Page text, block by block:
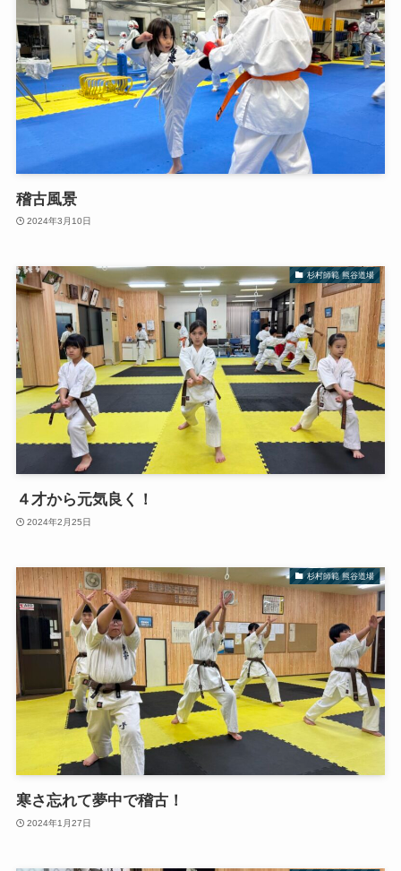
稽古風景
2024年3月10日
杉村師範 熊谷道場
４才から元気良く！
2024年2月25日
杉村師範 熊谷道場
寒さ忘れて夢中で稽古！
2024年1月27日